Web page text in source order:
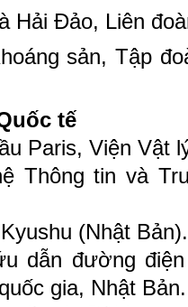
Hải Đảo, Liên
sản, Tập
Quốc tế
Paris, Viện Vật
Thông tin và
(Nhật Bản).
dẫn đường
gia, Nhật Bản.